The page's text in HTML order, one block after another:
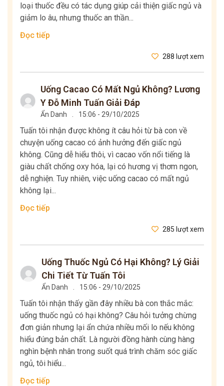
loại thuốc đều có tác dụng giúp cải thiện giấc ngủ và
giảm lo âu, nhưng thuốc an thần...
Đọc tiếp
288 lượt xem
Uống Cacao Có Mất Ngủ Không? Lương
Y Đỗ Minh Tuấn Giải Đáp
Ẩn Danh 15:06 - 29/10/2025
Tuấn tôi nhận được không ít câu hỏi từ bà con về
chuyện uống cacao có ảnh hưởng đến giấc ngủ
không. Cũng dễ hiểu thôi, vì cacao vốn nổi tiếng là
giàu chất chống oxy hóa, lại có hương vị thơm ngon,
dễ nghiện. Tuy nhiên, việc uống cacao có mất ngủ
không lại...
Đọc tiếp
285 lượt xem
Uống Thuốc Ngủ Có Hại Không? Lý Giải
Chi Tiết Từ Tuấn Tôi
Ẩn Danh 15:06 - 29/10/2025
Tuấn tôi nhận thấy gần đây nhiều bà con thắc mắc:
uống thuốc ngủ có hại không? Câu hỏi tưởng chừng
đơn giản nhưng lại ẩn chứa nhiều mối lo nếu không
hiểu đúng bản chất. Là người đồng hành cùng hàng
nghìn bệnh nhân trong suốt quá trình chăm sóc giấc
ngủ, tôi hiểu...
Đọc tiếp